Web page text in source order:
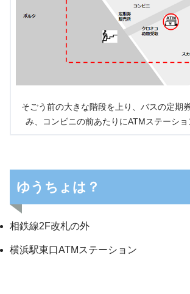
そごう前の大きな階段を上り、バスの定期
み、コンビニの前あたりにATMステーショ
ゆうちょは？
相鉄線2F改札の外
横浜駅東口ATMステーション